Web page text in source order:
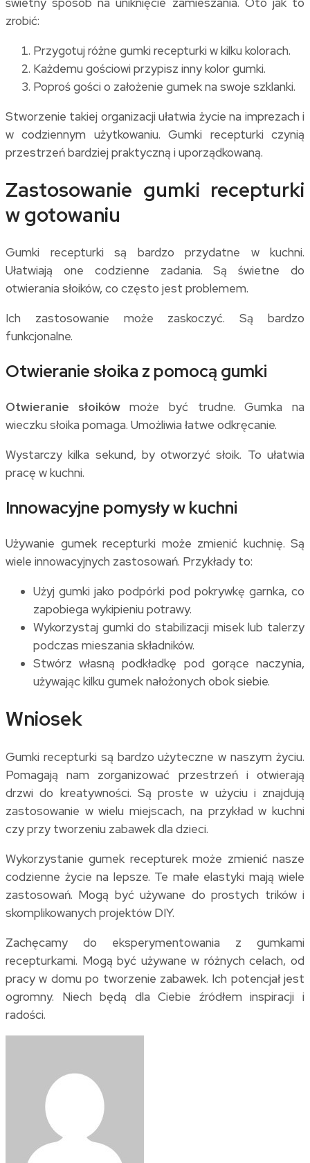
zrobić:
Przygotuj różne gumki recepturki w kilku kolorach.
Każdemu gościowi przypisz inny kolor gumki.
Poproś gości o założenie gumek na swoje szklanki.
Stworzenie takiej organizacji ułatwia życie na imprezach i
w codziennym użytkowaniu. Gumki recepturki czynią
przestrzeń bardziej praktyczną i uporządkowaną.
Zastosowanie gumki recepturki
w gotowaniu
Gumki recepturki są bardzo przydatne w kuchni.
Ułatwiają one codzienne zadania. Są świetne do
otwierania słoików, co często jest problemem.
Ich zastosowanie może zaskoczyć. Są bardzo
funkcjonalne.
Otwieranie słoika z pomocą gumki
Otwieranie słoikówmoże być trudne. Gumka na
wieczku słoika pomaga. Umożliwia łatwe odkręcanie.
Wystarczy kilka sekund, by otworzyć słoik. To ułatwia
pracę w kuchni.
Innowacyjne pomysły w kuchni
Używanie gumek recepturki może zmienić kuchnię. Są
wiele innowacyjnych zastosowań. Przykłady to:
Użyj gumki jako podpórki pod pokrywkę garnka, co
zapobiega wykipieniu potrawy.
Wykorzystaj gumki do stabilizacji misek lub talerzy
podczas mieszania składników.
Stwórz własną podkładkę pod gorące naczynia,
używając kilku gumek nałożonych obok siebie.
Wniosek
Gumki recepturki są bardzo użyteczne w naszym życiu.
Pomagają nam zorganizować przestrzeń i otwierają
drzwi do kreatywności. Są proste w użyciu i znajdują
zastosowanie w wielu miejscach, na przykład w kuchni
czy przy tworzeniu zabawek dla dzieci.
Wykorzystanie gumek recepturek może zmienić nasze
codzienne życie na lepsze. Te małe elastyki mają wiele
zastosowań. Mogą być używane do prostych trików i
skomplikowanych projektów DIY.
Zachęcamy do eksperymentowania z gumkami
recepturkami. Mogą być używane w różnych celach, od
pracy w domu po tworzenie zabawek. Ich potencjał jest
ogromny. Niech będą dla Ciebie źródłem inspiracji i
radości.